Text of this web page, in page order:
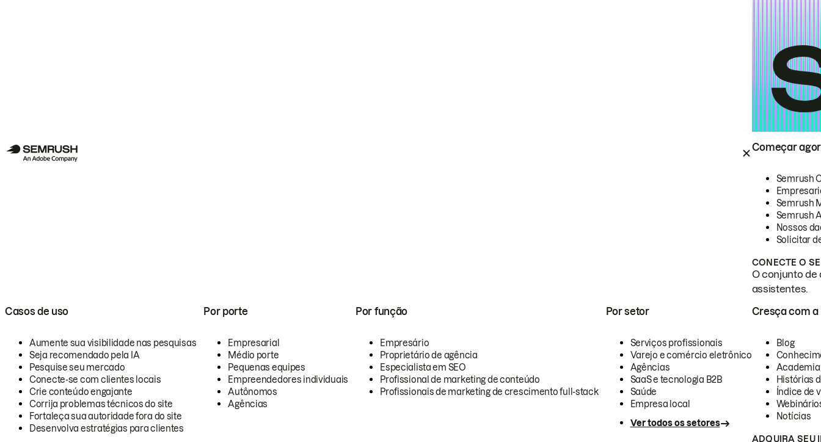
Começar
Semrush
Semrush
Semrush
Nossos
Solicitar
CONECTE O
O conjunto de
assistentes.
Casos de uso
Aumente sua visibilidade nas pesquisas
Seja recomendado pela IA
Pesquise seu mercado
Conecte-se com clientes locais
Crie conteúdo engajante
Corrija problemas técnicos do site
Fortaleça sua autoridade fora do site
Desenvolva estratégias para clientes
Por porte
Empresarial
Médio porte
Pequenas equipes
Empreendedores individuais
Autônomos
Agências
Por função
Empresário
Proprietário de agência
Especialista em SEO
Profissional de marketing de conteúdo
Profissionais de marketing de crescimento full-stack
Por setor
Serviços profissionais
Varejo e comércio eletrônico
Agências
SaaS e tecnologia B2B
Saúde
Empresa local
Ver todos os setores
Cresça com a
Blog
Academia
Histórias
Índice de
Notícias
ADQUIRA SEU